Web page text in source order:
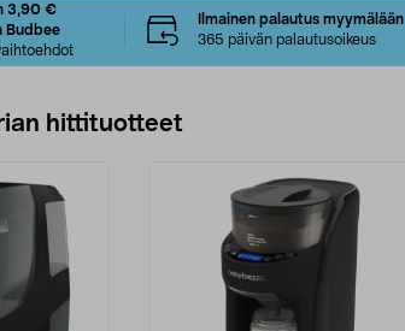
3,90 €
Budbee
Ilmainen palautus myymälään
365 päivän palautusoikeus
hittituotteet